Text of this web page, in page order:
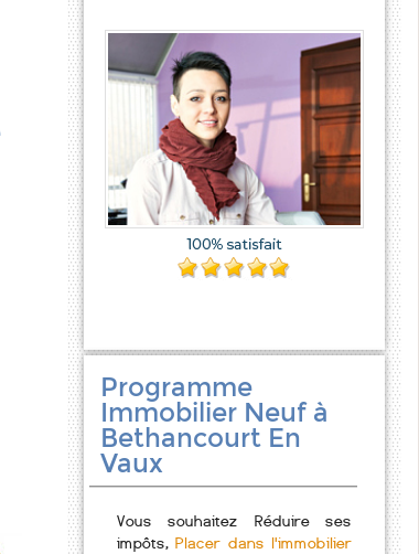
Programme
Immobilier Neuf à
Bethancourt En
Vaux
Vous souhaitez Réduire ses
impôts,Placer dans l'immobilier